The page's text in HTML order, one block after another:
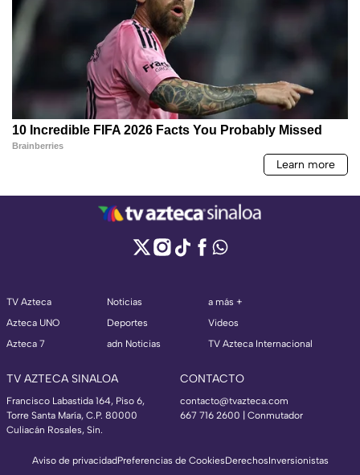
TV Azteca
Azteca UNO
Azteca 7
Noticias
Deportes
adn Noticias
a más +
Videos
TV Azteca Internacional
TV AZTECA SINALOA
Francisco Labastida 164, Piso 6,
Torre Santa María, C.P. 80000
Culiacán Rosales, Sin.
CONTACTO
contacto@tvazteca.com
667 716 2600 | Conmutador
Aviso de privacidadPreferencias de CookiesDerechosInversionistas